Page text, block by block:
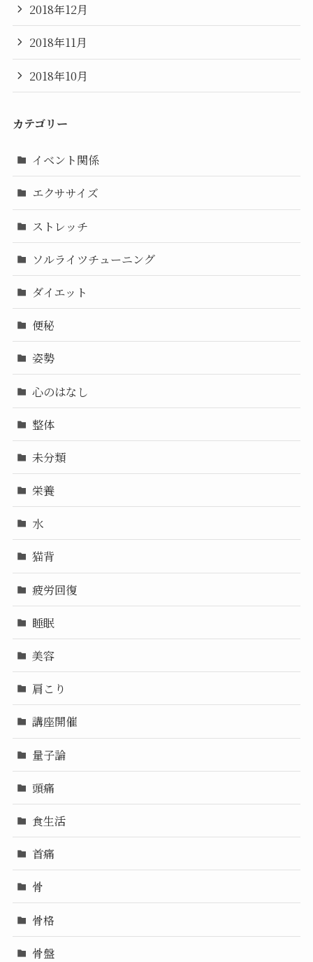
2018年12月
2018年11月
2018年10月
カテゴリー
イベント関係
エクササイズ
ストレッチ
ソルライツチューニング
ダイエット
便秘
姿勢
心のはなし
整体
未分類
栄養
水
猫背
疲労回復
睡眠
美容
肩こり
講座開催
量子論
頭痛
食生活
首痛
骨
骨格
骨盤